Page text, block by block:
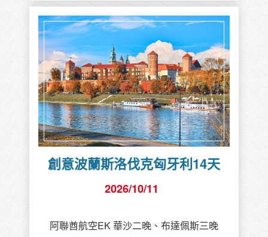
創意波蘭斯洛伐克匈牙利14天
2026/10/11
阿聯酋航空EK 華沙二晚、布達佩斯三晚